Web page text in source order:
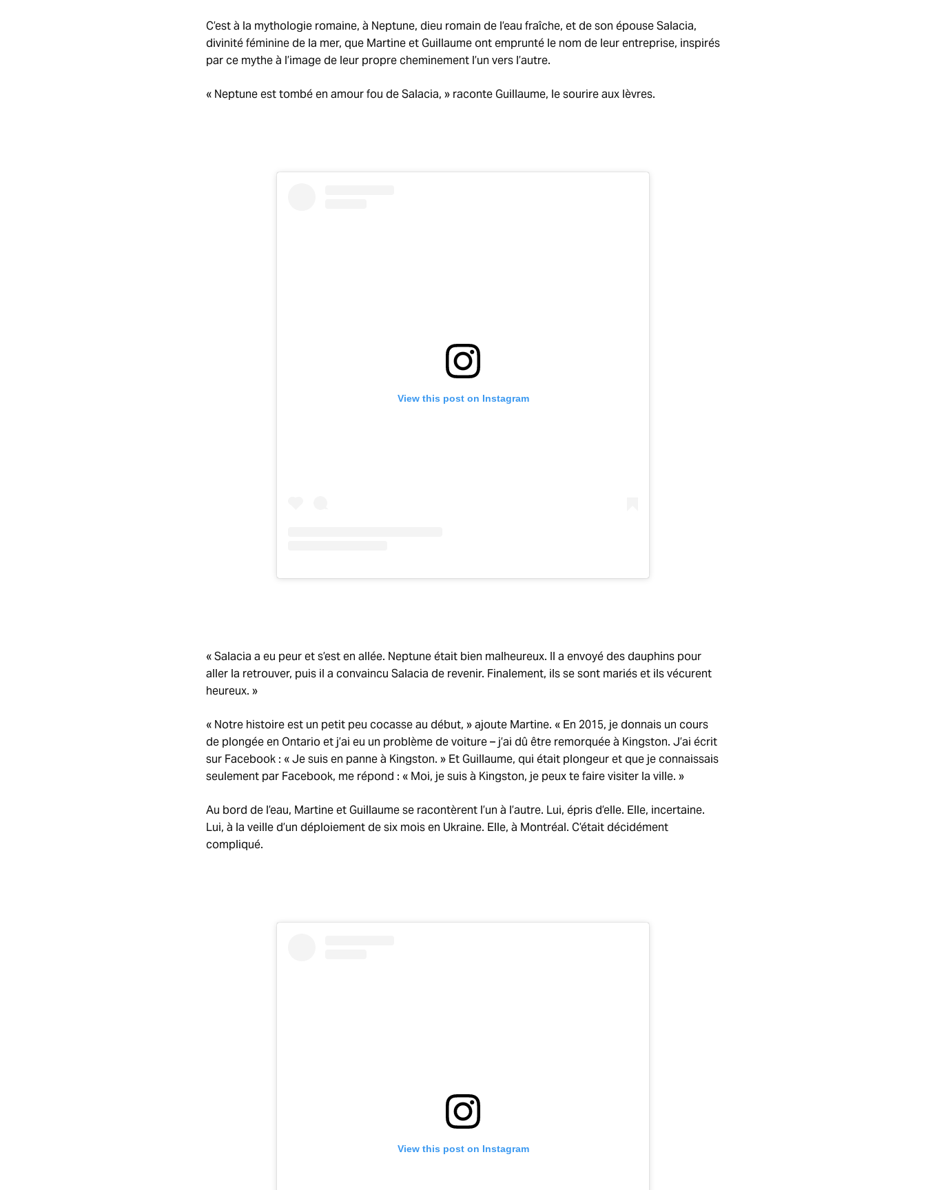
C’est à la mythologie romaine, à Neptune, dieu romain de l’eau fraîche, et de son épouse Salacia,
divinité féminine de la mer, que Martine et Guillaume ont emprunté le nom de leur entreprise, inspirés
par ce mythe à l’image de leur propre cheminement l’un vers l’autre.
« Neptune est tombé en amour fou de Salacia, » raconte Guillaume, le sourire aux lèvres.
View this post on Instagram
« Salacia a eu peur et s’est en allée. Neptune était bien malheureux. Il a envoyé des dauphins pour
aller la retrouver, puis il a convaincu Salacia de revenir. Finalement, ils se sont mariés et ils vécurent
heureux. »
« Notre histoire est un petit peu cocasse au début, » ajoute Martine. « En 2015, je donnais un cours
de plongée en Ontario et j’ai eu un problème de voiture – j’ai dû être remorquée à Kingston. J’ai écrit
sur Facebook : « Je suis en panne à Kingston. » Et Guillaume, qui était plongeur et que je connaissais
seulement par Facebook, me répond : « Moi, je suis à Kingston, je peux te faire visiter la ville. »
Au bord de l’eau, Martine et Guillaume se racontèrent l’un à l’autre. Lui, épris d’elle. Elle, incertaine.
Lui, à la veille d’un déploiement de six mois en Ukraine. Elle, à Montréal. C’était décidément
compliqué.
View this post on Instagram